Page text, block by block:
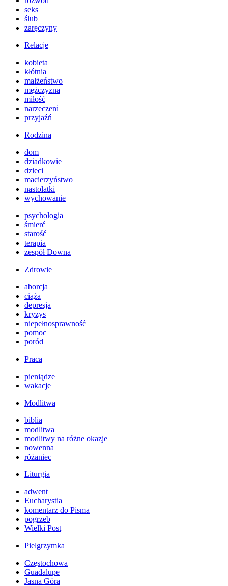
seks
ślub
zaręczyny
Relacje
kobieta
kłótnia
małżeństwo
mężczyzna
miłość
narzeczeni
przyjaźń
Rodzina
dom
dziadkowie
dzieci
macierzyństwo
nastolatki
wychowanie
psychologia
śmierć
starość
terapia
zespół Downa
Zdrowie
aborcja
ciąża
depresja
kryzys
niepełnosprawność
pomoc
poród
Praca
pieniądze
wakacje
Modlitwa
biblia
modlitwa
modlitwy na różne okazje
nowenna
różaniec
Liturgia
adwent
Eucharystia
komentarz do Pisma
pogrzeb
Wielki Post
Pielgrzymka
Częstochowa
Guadalupe
Jasna Góra